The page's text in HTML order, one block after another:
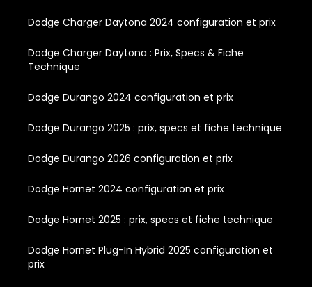
Dodge Charger Daytona 2024 configuration et prix
Dodge Charger Daytona : Prix, Specs & Fiche
Technique
Dodge Durango 2024 configuration et prix
Dodge Durango 2025 : prix, specs et fiche technique
Dodge Durango 2026 configuration et prix
Dodge Hornet 2024 configuration et prix
Dodge Hornet 2025 : prix, specs et fiche technique
Dodge Hornet Plug-In Hybrid 2025 configuration et
prix